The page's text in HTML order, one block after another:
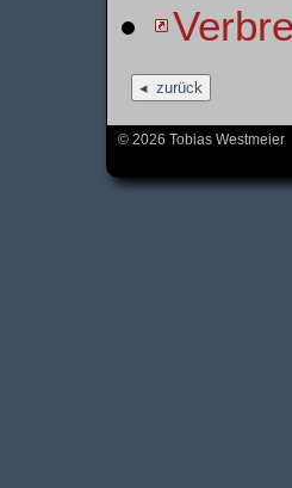
zurück
© 2026 Tobias Westmeier